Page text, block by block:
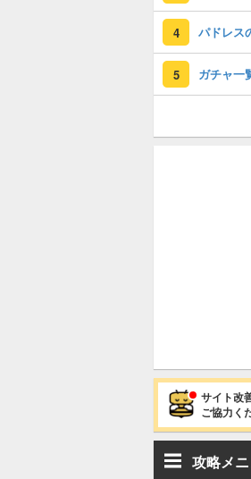
4 パドレス
5 ガチャ一
サイト改
ご協力く
攻略メ